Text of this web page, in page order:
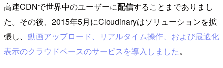
高速CDNで世界中のユーザーに配信することまでありまし
た。その後、2015年5月にCloudinaryはソリューションを拡
張し、 動画アップロード、リアルタイム操作、および最適化
表示のクラウドベースのサービスを導入しました。